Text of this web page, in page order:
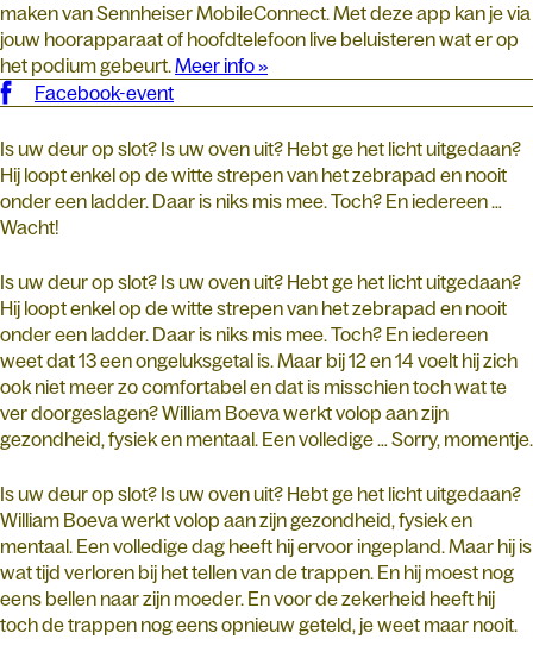
maken van Sennheiser MobileConnect. Met deze app kan je via
jouw hoorapparaat of hoofdtelefoon live beluisteren wat er op
het podium gebeurt. Meer info »
Facebook-event
Is uw deur op slot? Is uw oven uit? Hebt ge het licht uitgedaan?
Hij loopt enkel op de witte strepen van het zebrapad en nooit
onder een ladder. Daar is niks mis mee. Toch? En iedereen …
Wacht!
Is uw deur op slot? Is uw oven uit? Hebt ge het licht uitgedaan?
Hij loopt enkel op de witte strepen van het zebrapad en nooit
onder een ladder. Daar is niks mis mee. Toch? En iedereen
weet dat 13 een ongeluksgetal is. Maar bij 12 en 14 voelt hij zich
ook niet meer zo comfortabel en dat is misschien toch wat te
ver doorgeslagen? William Boeva werkt volop aan zijn
gezondheid, fysiek en mentaal. Een volledige … Sorry, momentje.
Is uw deur op slot? Is uw oven uit? Hebt ge het licht uitgedaan?
William Boeva werkt volop aan zijn gezondheid, fysiek en
mentaal. Een volledige dag heeft hij ervoor ingepland. Maar hij is
wat tijd verloren bij het tellen van de trappen. En hij moest nog
eens bellen naar zijn moeder. En voor de zekerheid heeft hij
toch de trappen nog eens opnieuw geteld, je weet maar nooit.